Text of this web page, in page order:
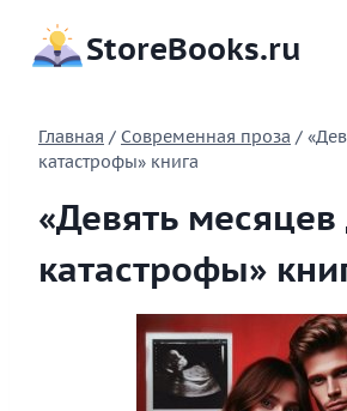
содержимому
StoreBooks.ru
Главная / Современная проза /
катастрофы» книга
«Девять месяцев
катастрофы»